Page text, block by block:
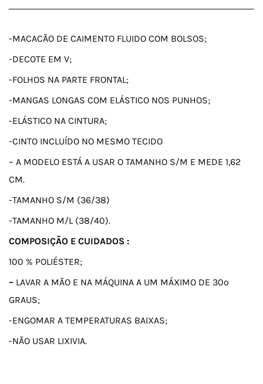
-MACACÃO DE CAIMENTO FLUIDO COM BOLSOS;
-DECOTE EM V;
-FOLHOS NA PARTE FRONTAL;
-MANGAS LONGAS COM ELÁSTICO NOS PUNHOS;
-ELÁSTICO NA CINTURA;
-CINTO INCLUÍDO NO MESMO TECIDO
– A MODELO ESTÁ A USAR O TAMANHO S/M E MEDE 1,62
CM.
-TAMANHO S/M (36/38)
-TAMANHO M/L (38/40).
COMPOSIÇÃO E CUIDADOS :
100 % POLIÉSTER;
– LAVAR A MÃO E NA MÁQUINA A UM MÁXIMO DE 30º
GRAUS;
-ENGOMAR A TEMPERATURAS BAIXAS;
-NÃO USAR LIXIVIA.